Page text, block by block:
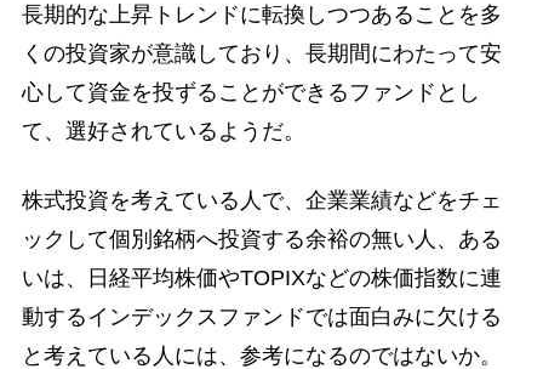
長期的な上昇トレンドに転換しつつあることを多
くの投資家が意識しており、長期間にわたって安
心して資金を投ずることができるファンドとし
て、選好されているようだ。
株式投資を考えている人で、企業業績などをチェ
ックして個別銘柄へ投資する余裕の無い人、ある
いは、日経平均株価やTOPIXなどの株価指数に連
動するインデックスファンドでは面白みに欠ける
と考えている人には、参考になるのではないか。